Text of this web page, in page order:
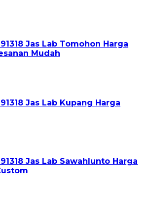
Jas Lab Tomohon Harga
Mudah
Jas Lab Kupang Harga
Jas Lab Sawahlunto Harga